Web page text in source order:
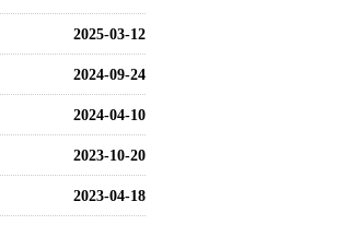
2025-03-12
2024-09-24
2024-04-10
2023-10-20
2023-04-18